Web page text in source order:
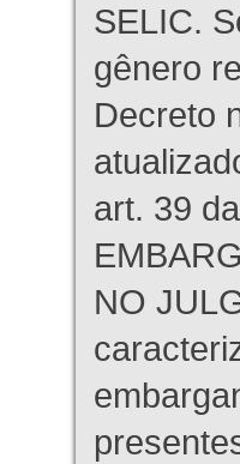
SELIC.
gênero
Decreto
art. 39
NO